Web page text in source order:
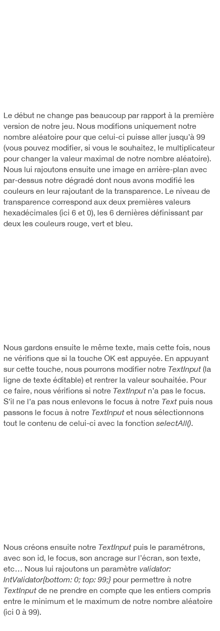
Le début ne change pas beaucoup par rapport à la première
version de notre jeu. Nous modifions uniquement notre
nombre aléatoire pour que celui-ci puisse aller jusqu’à 99
(vous pouvez modifier, si vous le souhaitez, le multiplicateur
pour changer la valeur maximal de notre nombre aléatoire).
Nous lui rajoutons ensuite une image en arrière-plan avec
par-dessus notre dégradé dont nous avons modifié les
couleurs en leur rajoutant de la transparence. Le niveau de
transparence correspond aux deux premières valeurs
hexadécimales (ici 6 et 0), les 6 dernières définissant par
deux les couleurs rouge, vert et bleu.
Nous gardons ensuite le même texte, mais cette fois, nous
ne vérifions que si la touche OK est appuyée. En appuyant
sur cette touche, nous pourrons modifier notre TextInput (la
ligne de texte éditable) et rentrer la valeur souhaitée. Pour
ce faire, nous vérifions si notre TextInput n’a pas le focus.
S’il ne l’a pas nous enlevons le focus à notre Text puis nous
passons le focus à notre TextInput et nous sélectionnons
tout le contenu de celui-ci avec la fonction selectAll().
Nous créons ensuite notre TextInput puis le paramétrons,
avec son id, le focus, son ancrage sur l’écran, son texte,
etc… Nous lui rajoutons un paramètre validator:
IntValidator{bottom: 0; top: 99;} pour permettre à notre
TextInput de ne prendre en compte que les entiers compris
entre le minimum et le maximum de notre nombre aléatoire
(ici 0 à 99).